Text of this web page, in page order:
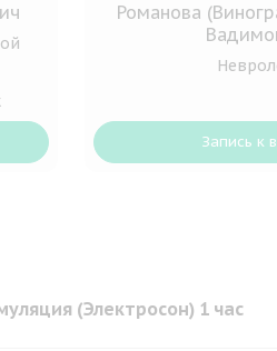
Романова
Запись к
(Электросон) 1 час